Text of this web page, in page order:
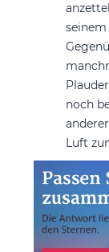
noch
Luft